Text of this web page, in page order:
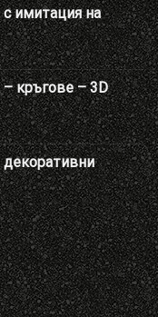
имитация на
кръгове – 3D
декоративни